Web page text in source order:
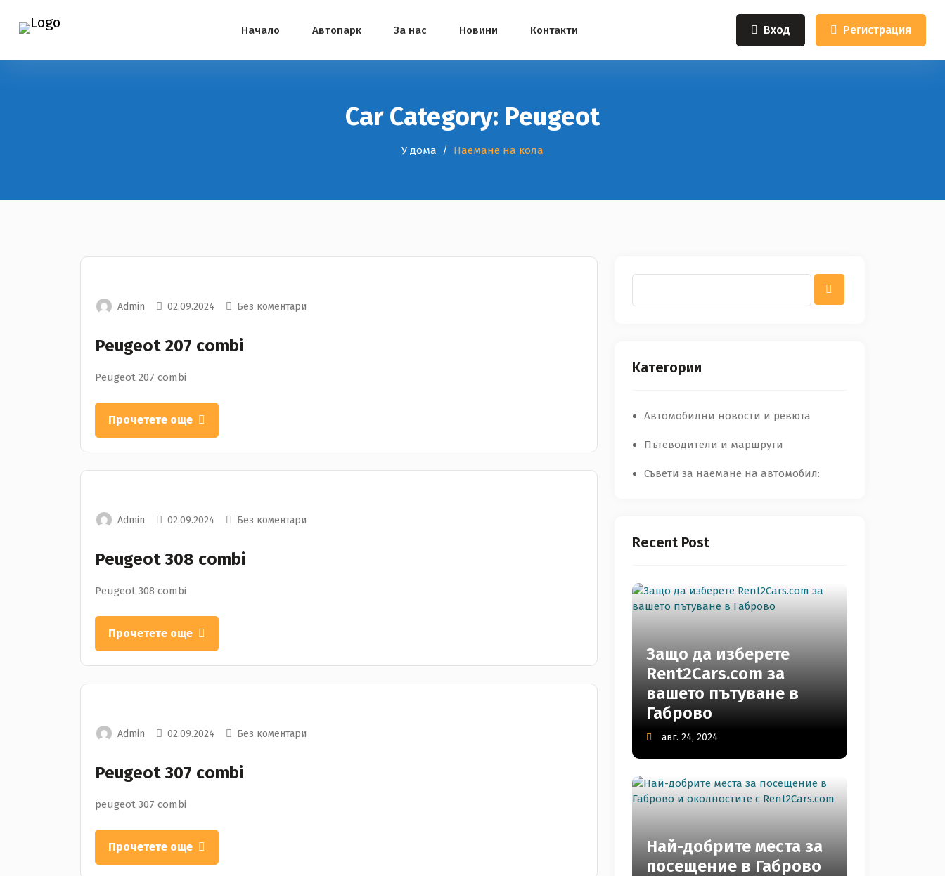
Начало Автопарк За нас Новини Контакти Вход Регистрация
Car Category: Peugeot
У дома Наемане на кола
Admin 02.09.2024 Без коментари
Peugeot 207 combi
Peugeot 207 combi
Прочетете още
Admin 02.09.2024 Без коментари
Peugeot 308 combi
Peugeot 308 combi
Прочетете още
Admin 02.09.2024 Без коментари
Peugeot 307 combi
peugeot 307 combi
Прочетете още
Категории
Автомобилни новости и ревюта
Пътеводители и маршрути
Съвети за наемане на автомобил:
Recent Post
Защо да изберете
Rent2Cars.com за
вашето пътуване в
Габрово
авг. 24, 2024
Най-добрите места за
посещение в Габрово